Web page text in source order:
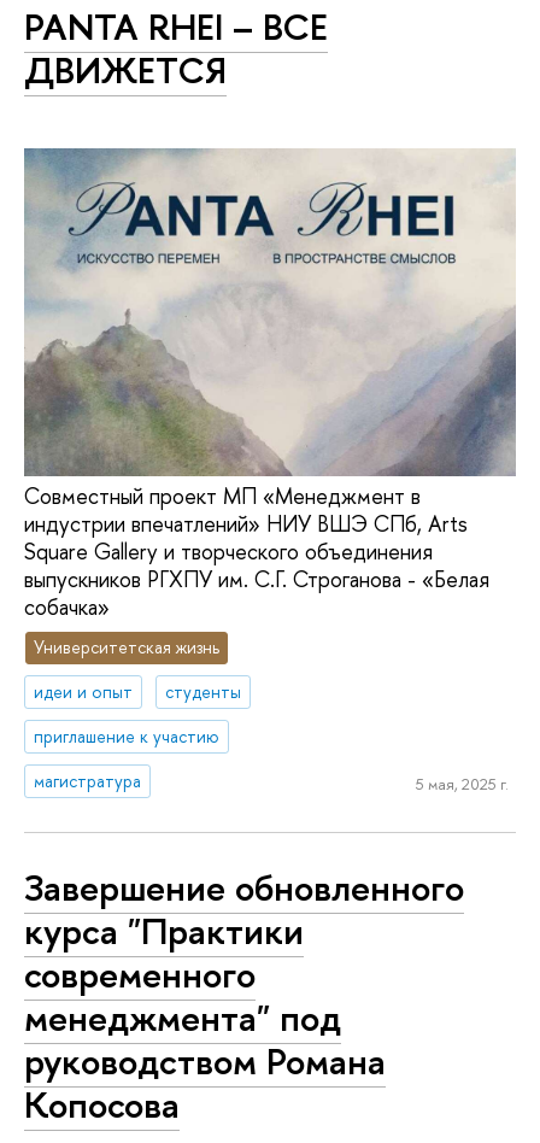
PANTA RHEI – ВСЕ
ДВИЖЕТСЯ
Совместный проект МП «Менеджмент в
индустрии впечатлений» НИУ ВШЭ СПб, Arts
Square Gallery и творческого объединения
выпускников РГХПУ им. С.Г. Строганова - «Белая
собачка»
Университетская жизнь
идеи и опыт
студенты
приглашение к участию
магистратура
5 мая, 2025 г.
Завершение обновленного
курса "Практики
современного
менеджмента" под
руководством Романа
Копосова